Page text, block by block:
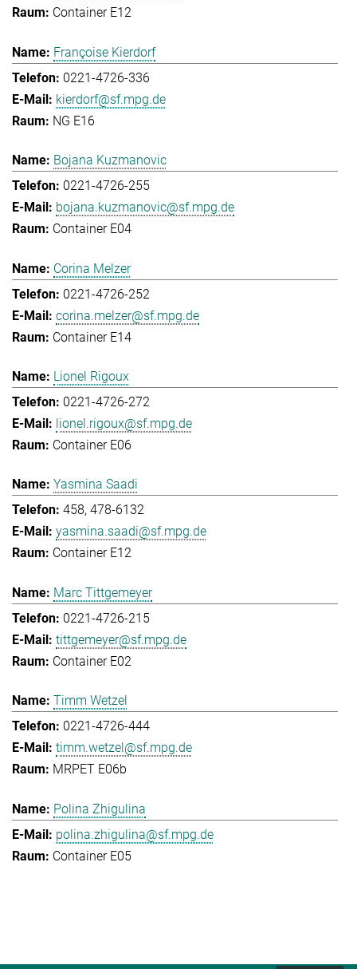
Container E12
Françoise Kierdorf
0221-4726-336
kierdorf@sf.mpg.de
NG E16
Bojana Kuzmanovic
0221-4726-255
bojana.kuzmanovic@sf.mpg.de
Container E04
Corina Melzer
0221-4726-252
corina.melzer@sf.mpg.de
Container E14
Lionel Rigoux
0221-4726-272
lionel.rigoux@sf.mpg.de
Container E06
Yasmina Saadi
458, 478-6132
yasmina.saadi@sf.mpg.de
Container E12
Marc Tittgemeyer
0221-4726-215
tittgemeyer@sf.mpg.de
Container E02
Timm Wetzel
0221-4726-444
timm.wetzel@sf.mpg.de
MRPET E06b
Polina Zhigulina
polina.zhigulina@sf.mpg.de
Container E05